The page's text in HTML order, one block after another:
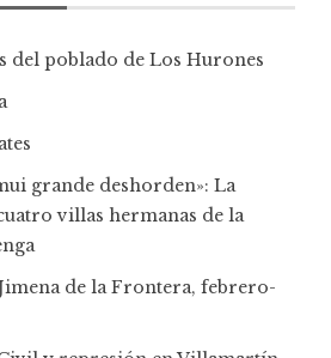
del poblado de Los Hurones
grande deshorden»: La
villas hermanas de la
de la Frontera, febrero-